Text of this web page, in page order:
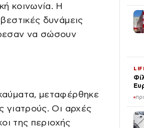
κοινωνία. Η
δυνάμεις
να σώσουν
μεταφέρθηκε
γιατρούς. Οι αρχές
της περιοχής